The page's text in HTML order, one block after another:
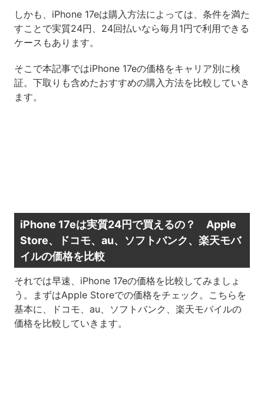
しかも、iPhone 17eは購入方法によっては、条件を満た
すことで実質24円、24回払いなら毎月1円で利用できる
ケースもあります。
そこで本記事ではiPhone 17eの価格をキャリア別に検
証。下取りも含めたおすすめの購入方法を比較していき
ます。
iPhone 17eは実質24円で買えるの？ Apple
Store、ドコモ、au、ソフトバンク、楽天モバ
イルの価格を比較
それでは早速、iPhone 17eの価格を比較してみましょ
う。まずはApple Storeでの価格をチェック。こちらを
基本に、ドコモ、au、ソフトバンク、楽天モバイルの
価格を比較していきます。